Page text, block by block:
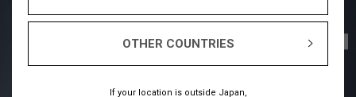
OTHER COUNTRIES
If your location is outside Japan,